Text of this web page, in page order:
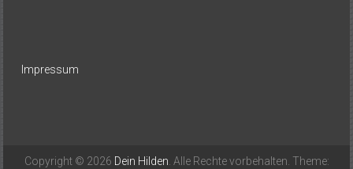
Impressum
Copyright © 2026 Dein Hilden . Alle Rechte vorbehalten. Theme: